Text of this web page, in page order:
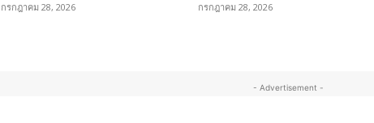
กรกฎาคม 28, 2026 กรกฎาคม 28, 2026
- Advertisement -